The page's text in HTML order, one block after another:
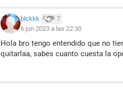
blckkk 7
6 jun 2023 a las 22:30
Hola bro tengo entendido que no
quitarlaa, sabes cuanto cuesta la